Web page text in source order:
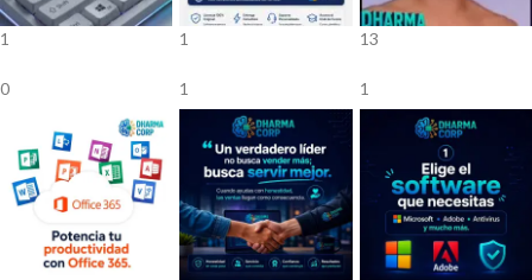
1
0
1
1
13
1